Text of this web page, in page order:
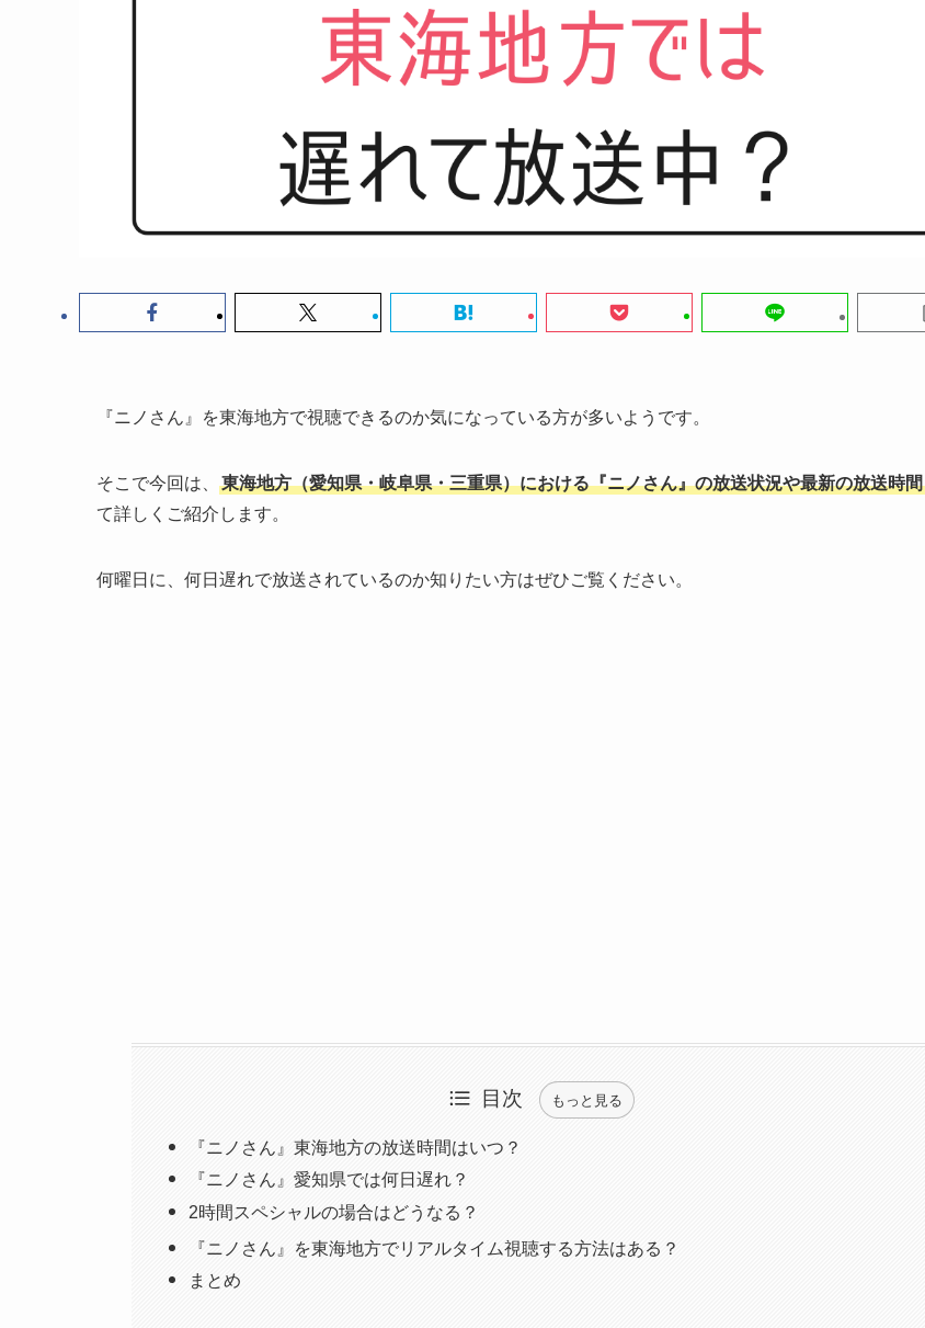
『ニノさん』を東海地方で視聴できるのか気になっている方が多いようです。
そこで今回は、 東海地方（愛知県・岐阜県・三重県）における『ニノさん』の放送状況や最新の放送時間
て詳しくご紹介します。
何曜日に、何日遅れで放送されているのか知りたい方はぜひご覧ください。
目次 もっと見る
『ニノさん』東海地方の放送時間はいつ？
『ニノさん』愛知県では何日遅れ？
2時間スペシャルの場合はどうなる？
『ニノさん』を東海地方でリアルタイム視聴する方法はある？
まとめ